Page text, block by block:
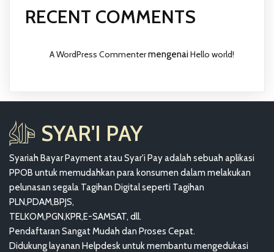
RECENT COMMENTS
A WordPress Commentermengenai Hello world!
SYAR'I PAY
Syariah Bayar Payment atau Syar'i Pay adalah sebuah aplikasi
PPOB untuk memudahkan para konsumen dalam melakukan
pelunasan segala Tagihan Digital seperti Tagihan
PLN,PDAM,BPJS,
TELKOM,PGN,KPR,E-SAMSAT, dll.
Pendaftaran Sangat Mudah dan Proses Cepat.
Didukung layanan Helpdesk untuk membantu mengedukasi